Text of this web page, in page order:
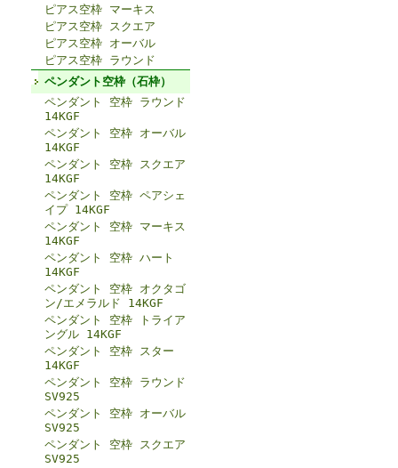
ピアス空枠 マーキス
ピアス空枠 スクエア
ピアス空枠 オーバル
ピアス空枠 ラウンド
ペンダント空枠（石枠）
ペンダント 空枠 ラウンド
14KGF
ペンダント 空枠 オーバル
14KGF
ペンダント 空枠 スクエア
14KGF
ペンダント 空枠 ペアシェ
イプ 14KGF
ペンダント 空枠 マーキス
14KGF
ペンダント 空枠 ハート
14KGF
ペンダント 空枠 オクタゴ
ン/エメラルド 14KGF
ペンダント 空枠 トライア
ングル 14KGF
ペンダント 空枠 スター
14KGF
ペンダント 空枠 ラウンド
SV925
ペンダント 空枠 オーバル
SV925
ペンダント 空枠 スクエア
SV925